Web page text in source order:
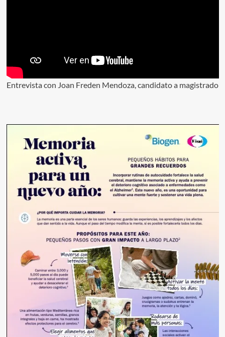
Entrevista con Joan Freden Mendoza, candidato a magistrado